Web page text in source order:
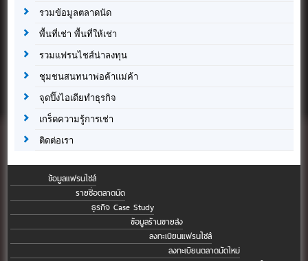
รวมข้อมูลตลาดนัด
พื้นที่เช่า พื้นที่ให้เช่า
รวมแฟรนไชส์น่าลงทุน
ชุมชนสนทนาพ่อค้าแม่ค้า
จุดปิ๊งไอเดียทำธุรกิจ
เกร็ดความรู้การเช่า
ติดต่อเรา
ข้อมูลแฟรนไชส์
รายชื่อตลาดนัด
ธุรกิจ Case Study
ข้อมูลร้านขายส่ง
ลงทะเบียนแฟรนไชส์
ลงทะเบียนตลาดนัดใหม่